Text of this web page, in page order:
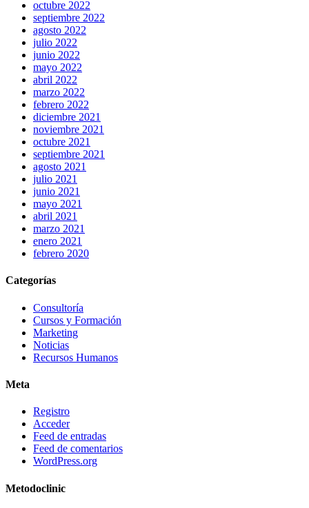
octubre 2022
septiembre 2022
agosto 2022
julio 2022
junio 2022
mayo 2022
abril 2022
marzo 2022
febrero 2022
diciembre 2021
noviembre 2021
octubre 2021
septiembre 2021
agosto 2021
julio 2021
junio 2021
mayo 2021
abril 2021
marzo 2021
enero 2021
febrero 2020
Categorías
Consultoría
Cursos y Formación
Marketing
Noticias
Recursos Humanos
Meta
Registro
Acceder
Feed de entradas
Feed de comentarios
WordPress.org
Metodoclinic